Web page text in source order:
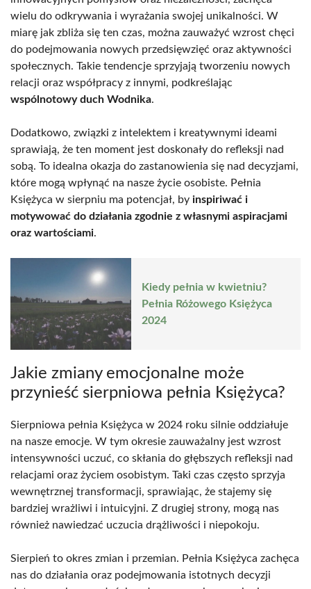
wielu do odkrywania i wyrażania swojej unikalności. W
miarę jak zbliża się ten czas, można zauważyć wzrost chęci
do podejmowania nowych przedsięwzięć oraz aktywności
społecznych. Takie tendencje sprzyjają tworzeniu nowych
relacji oraz współpracy z innymi, podkreślając
wspólnotowy duch Wodnika.
Dodatkowo, związki z intelektem i kreatywnymi ideami
sprawiają, że ten moment jest doskonały do refleksji nad
sobą. To idealna okazja do zastanowienia się nad decyzjami,
które mogą wpłynąć na nasze życie osobiste. Pełnia
Księżyca w sierpniu ma potencjał, by inspiriwać i
motywować do działania zgodnie z własnymi aspiracjami
oraz wartościami.
Kiedy pełnia w kwietniu?
Pełnia Różowego Księżyca
2024
Jakie zmiany emocjonalne może
przynieść sierpniowa pełnia Księżyca?
Sierpniowa pełnia Księżyca w 2024 roku silnie oddziałuje
na nasze emocje. W tym okresie zauważalny jest wzrost
intensywności uczuć, co skłania do głębszych refleksji nad
relacjami oraz życiem osobistym. Taki czas często sprzyja
wewnętrznej transformacji, sprawiając, że stajemy się
bardziej wrażliwi i intuicyjni. Z drugiej strony, mogą nas
również nawiedzać uczucia drążliwości i niepokoju.
Sierpień to okres zmian i przemian. Pełnia Księżyca zachęca
nas do działania oraz podejmowania istotnych decyzji